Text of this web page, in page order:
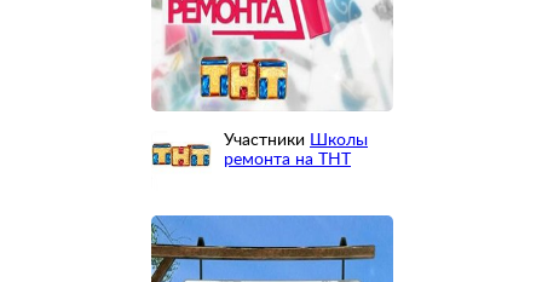
Участники
Школы
ремонта на ТНТ